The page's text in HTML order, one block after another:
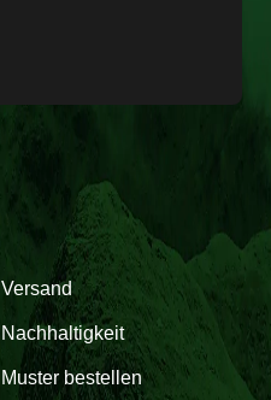
Versand
Nachhaltigkeit
Muster bestellen